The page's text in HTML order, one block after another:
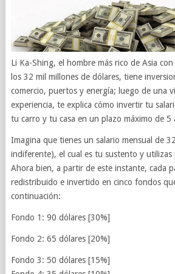
Li Ka-Shing, el hom­bre más rico de Asia
los 32 mil millones de dólares, tiene
com­er­cio, puer­tos y energía; luego de una
expe­ri­en­cia, te explica cómo inver­tir tu
tu carro y tu casa en un plazo máx­imo de 5
Imagina que tienes un salario men­sual de
indiferente), el cual es tu sus­tento y uti­lizas
Ahora bien, a par­tir de este instante, cada
redis­tribuido e inver­tido en cinco fondos
continuación:
Fondo 1: 90 dólares [30%]
Fondo 2: 65 dólares [20%]
Fondo 3: 50 dólares [15%]